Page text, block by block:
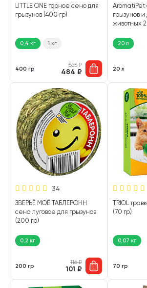
LITTLE ONE горное сено для
грызунов (400 гр)
0,4 кг 1 кг
400 гр
565₽
484 ₽
AromatiPet
грызунов
животных
20 л
20 л
34
ЗВЕРЬЁ МОЁ ТАБЛЕРОНН
сено луговое для грызунов
(200 гр)
0,2 кг
200 гр
116₽
101 ₽
TRIOL
(70 гр)
0,07 кг
70 гр